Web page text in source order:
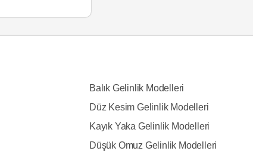
Balık Gelinlik Modelleri
Düz Kesim Gelinlik Modelleri
Kayık Yaka Gelinlik Modelleri
Düşük Omuz Gelinlik Modelleri